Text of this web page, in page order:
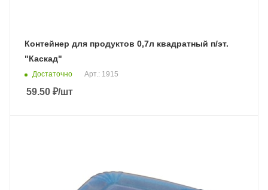
Контейнер для продуктов 0,7л квадратный п/эт.
"Каскад"
Достаточно Арт.: 1915
59.50 ₽/шт